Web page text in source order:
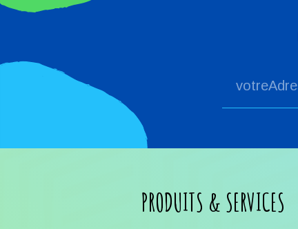
PRODUITS & SERVICES